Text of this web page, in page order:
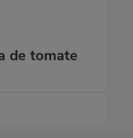
de tomate